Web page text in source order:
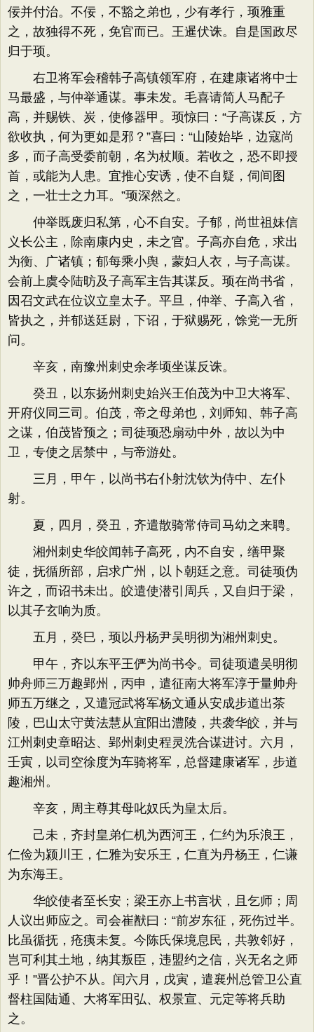
佞并付治。不佞，不豁之弟也，少有孝行，顼雅重
之，故独得不死，免官而已。王暹伏诛。自是国政尽
归于顼。
右卫将军会稽韩子高镇领军府，在建康诸将中士
马最盛，与仲举通谋。事未发。毛喜请简人马配子
高，并赐铁、炭，使修器甲。顼惊曰：“子高谋反，方
欲收执，何为更如是邪？”喜曰：“山陵始毕，边寇尚
多，而子高受委前朝，名为杖顺。若收之，恐不即授
首，或能为人患。宜推心安诱，使不自疑，伺间图
之，一壮士之力耳。”顼深然之。
仲举既废归私第，心不自安。子郁，尚世祖妹信
义长公主，除南康内史，未之官。子高亦自危，求出
为衡、广诸镇；郁每乘小舆，蒙妇人衣，与子高谋。
会前上虞令陆昉及子高军主告其谋反。顼在尚书省，
因召文武在位议立皇太子。平旦，仲举、子高入省，
皆执之，并郁送廷尉，下诏，于狱赐死，馀党一无所
问。
辛亥，南豫州刺史余孝顷坐谋反诛。
癸丑，以东扬州刺史始兴王伯茂为中卫大将军、
开府仪同三司。伯茂，帝之母弟也，刘师知、韩子高
之谋，伯茂皆预之；司徒顼恐扇动中外，故以为中
卫，专使之居禁中，与帝游处。
三月，甲午，以尚书右仆射沈钦为侍中、左仆
射。
夏，四月，癸丑，齐遣散骑常侍司马幼之来聘。
湘州刺史华皎闻韩子高死，内不自安，缮甲聚
徒，抚循所部，启求广州，以卜朝廷之意。司徒顼伪
许之，而诏书未出。皎遣使潜引周兵，又自归于梁，
以其子玄响为质。
五月，癸巳，顼以丹杨尹吴明彻为湘州刺史。
甲午，齐以东平王俨为尚书令。司徒顼遣吴明彻
帅舟师三万趣郢州，丙申，遣征南大将军淳于量帅舟
师五万继之，又遣冠武将军杨文通从安成步道出茶
陵，巴山太守黄法慧从宜阳出澧陵，共袭华皎，并与
江州刺史章昭达、郢州刺史程灵洗合谋进讨。六月，
壬寅，以司空徐度为车骑将军，总督建康诸军，步道
趣湘州。
辛亥，周主尊其母叱奴氏为皇太后。
己未，齐封皇弟仁机为西河王，仁约为乐浪王，
仁俭为颍川王，仁雅为安乐王，仁直为丹杨王，仁谦
为东海王。
华皎使者至长安；梁王亦上书言状，且乞师；周
人议出师应之。司会崔猷曰：“前岁东征，死伤过半。
比虽循抚，疮痍未复。今陈氏保境息民，共敦邻好，
岂可利其土地，纳其叛臣，违盟约之信，兴无名之师
乎！”晋公护不从。闰六月，戊寅，遣襄州总管卫公直
督柱国陆通、大将军田弘、权景宣、元定等将兵助
之。